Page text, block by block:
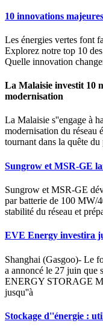
10 innovations
Les énergies vertes font
Explorez notre top 10
Quelle innovation
La Malaisie investit 10
modernisation
La Malaisie s''engage à
modernisation du réseau
tournant dans la quête
Sungrow et MSR-GE
Sungrow et MSR-GE
par batterie de 100 MW/
stabilité du réseau et
EVE Energy investira
Shanghai (Gasgoo)- Le
a annoncé le 27 juin que
ENERGY STORAGE
jusqu''à
Stockage d''énergie :